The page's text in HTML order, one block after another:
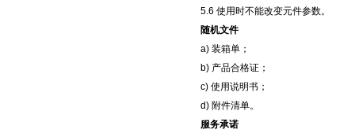
5.6 使用时不能改变元件参数。
随机文件
a) 装箱单；
b) 产品合格证；
c) 使用说明书；
d) 附件清单。
服务承诺